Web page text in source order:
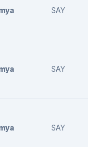
SAY
SAY
SAY